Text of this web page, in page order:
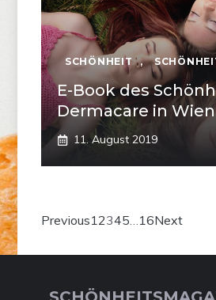
SCHÖNHEIT ,
E-Book des
Dermacare in Wien
11. August 2019
Previous12345…16Next